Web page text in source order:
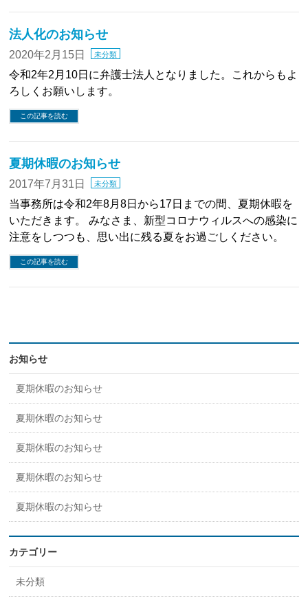
法人化のお知らせ
2020年2月15日 未分類
令和2年2月10日に弁護士法人となりました。これからもよ
ろしくお願いします。
この記事を読む
夏期休暇のお知らせ
2017年7月31日 未分類
当事務所は令和2年8月8日から17日までの間、夏期休暇を
いただきます。 みなさま、新型コロナウィルスへの感染に
注意をしつつも、思い出に残る夏をお過ごしください。
この記事を読む
お知らせ
夏期休暇のお知らせ
夏期休暇のお知らせ
夏期休暇のお知らせ
夏期休暇のお知らせ
夏期休暇のお知らせ
カテゴリー
未分類